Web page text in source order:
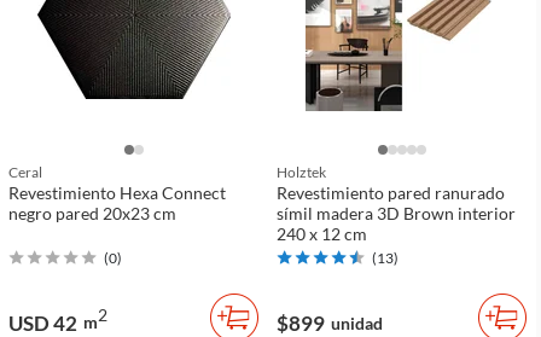
Ceral
Revestimiento Hexa Connect
negro pared 20x23 cm
(0)
USD 42 m2
Holztek
Revestimiento pared ranurado
símil madera 3D Brown interior
240 x 12 cm
(13)
$899 unidad